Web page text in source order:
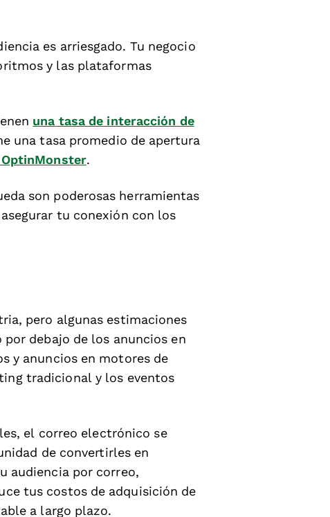
es arriesgado. Tu negocio
y las plataformas
una tasa de interacción de
una tasa promedio de apertura
.
son poderosas herramientas
tu conexión con los
pero algunas estimaciones
debajo de los anuncios en
y anuncios en motores de
tradicional y los eventos
el correo electrónico se
de convertirles en
audiencia por correo,
tus costos de adquisición de
a largo plazo.